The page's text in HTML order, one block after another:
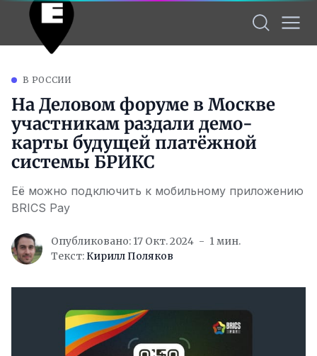
В РОССИИ
На Деловом форуме в Москве
участникам раздали демо-
карты будущей платёжной
системы БРИКС
Её можно подключить к мобильному приложению
BRICS Pay
Опубликовано: 17 Окт. 2024
1 мин.
Текст: Кирилл Поляков